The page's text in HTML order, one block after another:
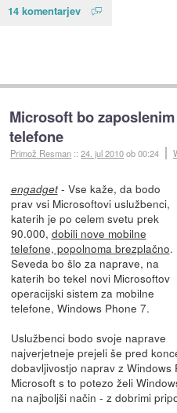
14 komentarjev
Microsoft bo
telefone
Primož Resman ::24. jul 2010ob 00:24
engadget- Vse kaže, da bodo
prav vsi Microsoftovi uslužbenci,
katerih je po celem svetu prek
90.000, dobili nove mobilne
telefone, popolnoma brezplačno.
Seveda bo šlo za naprave, na
katerih bo tekel novi Microsoftov
operacijski sistem za mobilne
telefone, Windows Phone 7.
Uslužbenci bodo svoje naprave
najverjetneje prejeli še pred
dobavljivostjo naprav z
Microsoft s to potezo želi
na najboljši način - z dobrimi